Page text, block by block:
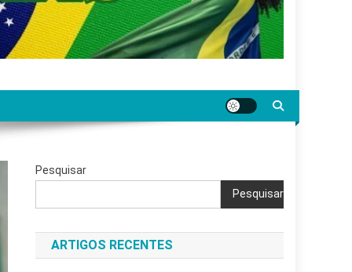
Pesquisar
Pesquisar
ARTIGOS RECENTES